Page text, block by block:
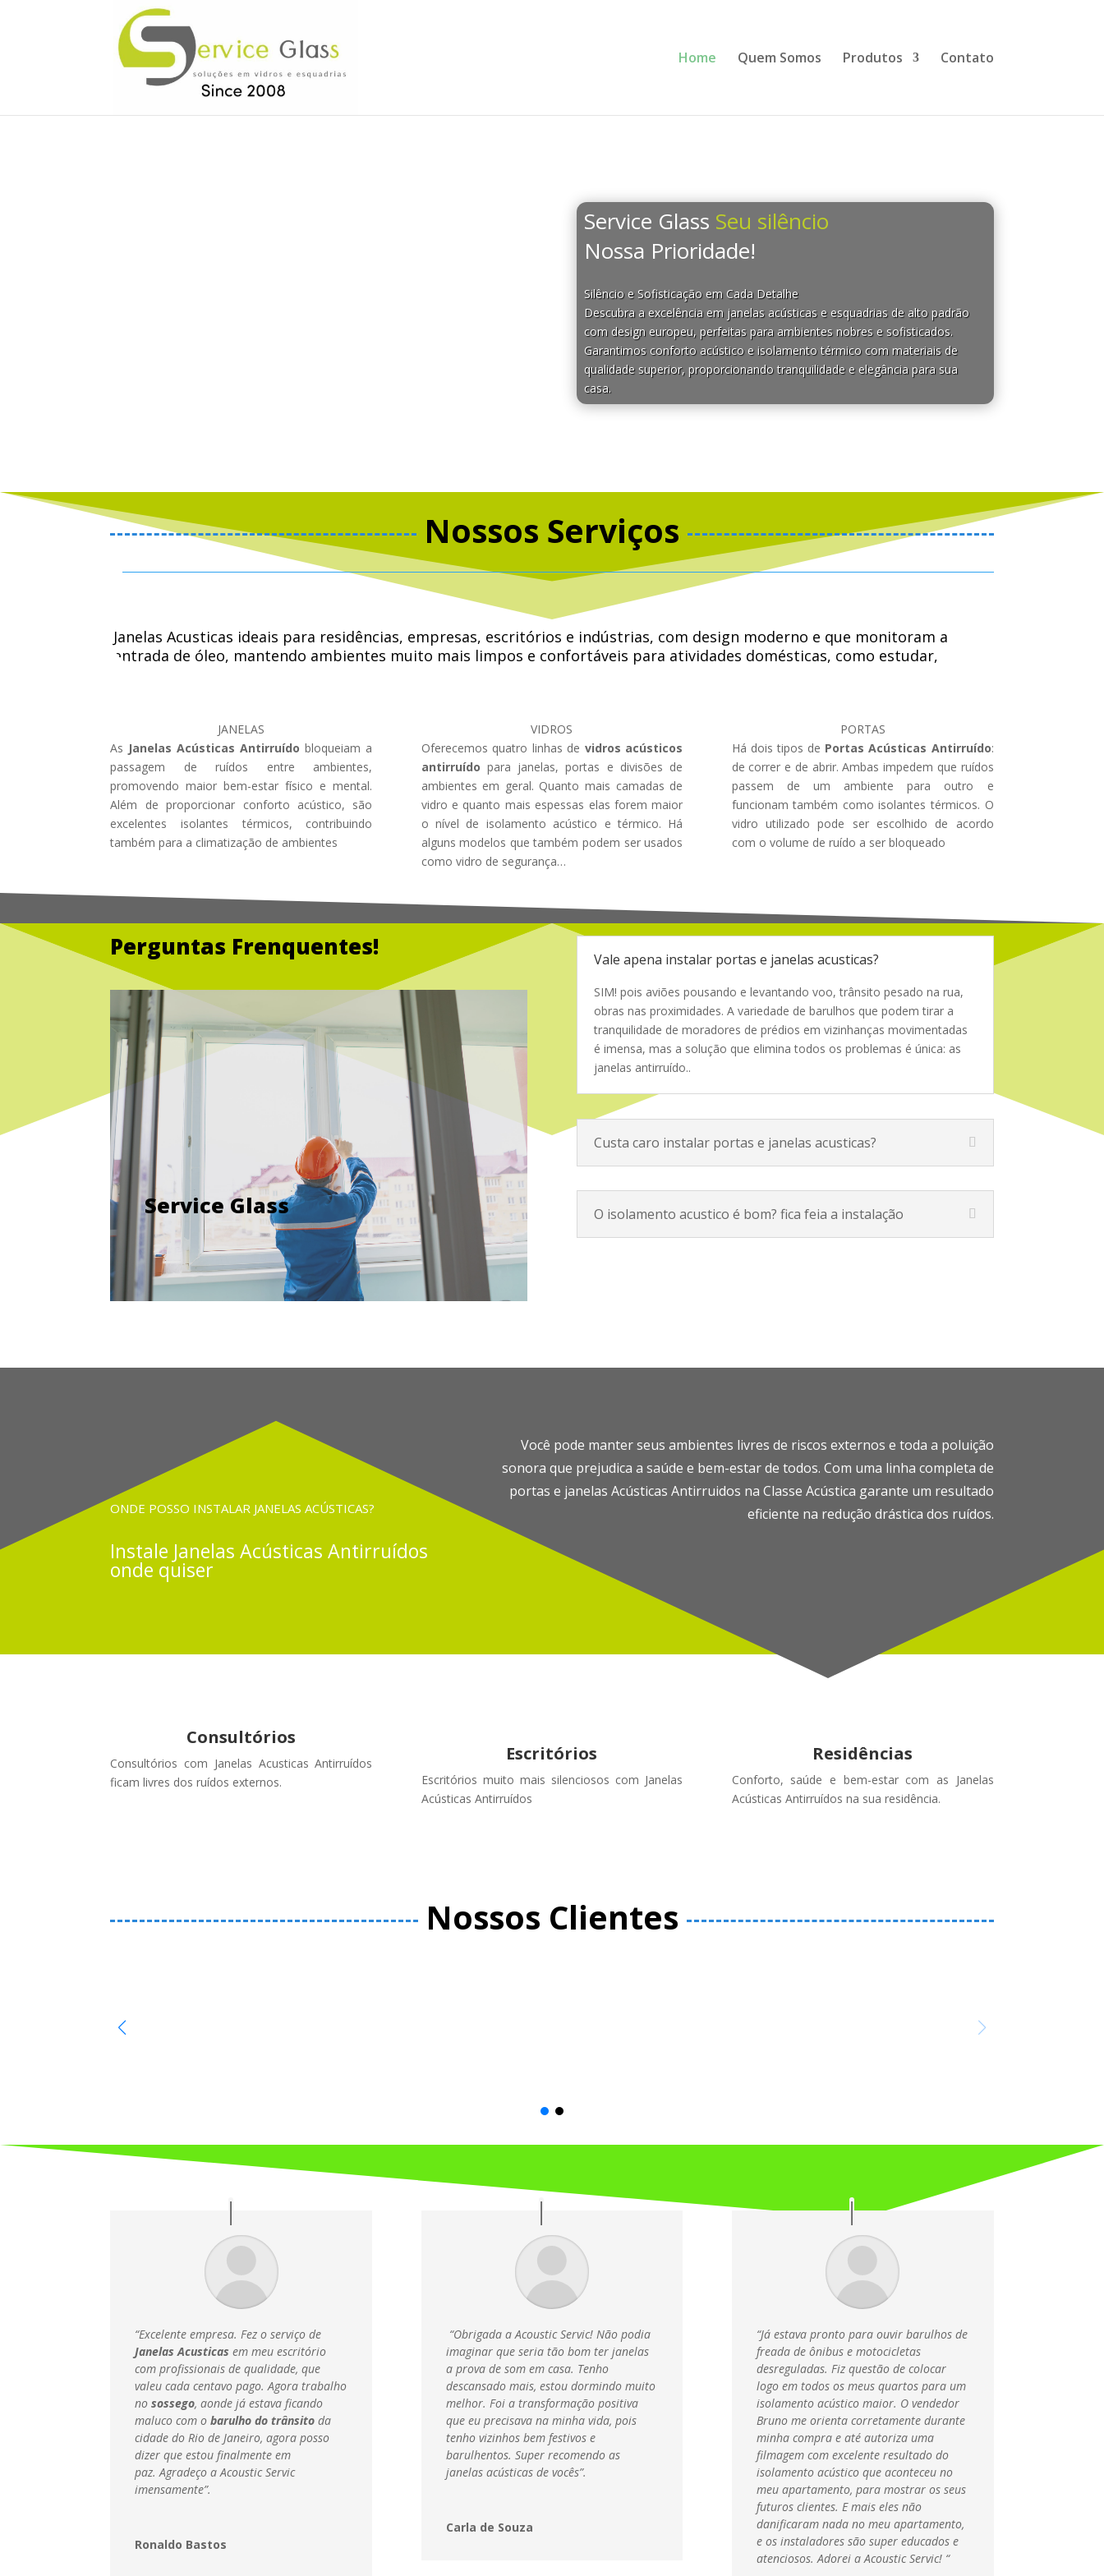
Home Quem Somos Produtos Contato
Service Glass Seu silêncio
Nossa Prioridade!
Silêncio e Sofisticação em Cada Detalhe
Descubra a excelência em janelas acústicas e esquadrias de alto padrão
com design europeu, perfeitas para ambientes nobres e sofisticados.
Garantimos conforto acústico e isolamento térmico com materiais de
qualidade superior, proporcionando tranquilidade e elegância para sua
casa.
Nossos Serviços
Janelas Acusticas ideais para residências, empresas, escritórios e indústrias, com design moderno e que monitoram a
entrada de óleo, mantendo ambientes muito mais limpos e confortáveis ​​para atividades domésticas, como estudar,
JANELAS
As Janelas Acústicas Antirruído bloqueiam a
passagem de ruídos entre ambientes,
promovendo maior bem-estar físico e mental.
Além de proporcionar conforto acústico, são
excelentes isolantes térmicos, contribuindo
também para a climatização de ambientes
VIDROS
Oferecemos quatro linhas de vidros acústicos
antirruído para janelas, portas e divisões de
ambientes em geral. Quanto mais camadas de
vidro e quanto mais espessas elas forem maior
o nível de isolamento acústico e térmico. Há
alguns modelos que também podem ser usados
como vidro de segurança…
PORTAS
Há dois tipos de Portas Acústicas Antirruído:
de correr e de abrir. Ambas impedem que ruídos
passem de um ambiente para outro e
funcionam também como isolantes térmicos. O
vidro utilizado pode ser escolhido de acordo
com o volume de ruído a ser bloqueado
Perguntas Frenquentes!
Service Glass
Vale apena instalar portas e janelas acusticas?
SIM! pois aviões pousando e levantando voo, trânsito pesado na rua,
obras nas proximidades. A variedade de barulhos que podem tirar a
tranquilidade de moradores de prédios em vizinhanças movimentadas
é imensa, mas a solução que elimina todos os problemas é única: as
janelas antirruído..
Custa caro instalar portas e janelas acusticas?
O isolamento acustico é bom? fica feia a instalação
ONDE POSSO INSTALAR JANELAS ACÚSTICAS?
Instale Janelas AcústicasAntirruídos
onde quiser
Você pode manter seus ambientes livres de riscos externos e toda a poluição
sonora que prejudica a saúde e bem-estar de todos. Com uma linha completa de
portas e janelas Acústicas Antirruidos na Classe Acústica garante um resultado
eficiente na redução drástica dos ruídos.
Consultórios
Consultórios com Janelas Acusticas Antirruídos
ficam livres dos ruídos externos.
Escritórios
Escritórios muito mais silenciosos com Janelas
Acústicas Antirruídos
Residências
Conforto, saúde e bem-estar com as Janelas
Acústicas Antirruídos na sua residência.
Nossos Clientes
“Excelente empresa. Fez o serviço de
Janelas Acusticas em meu escritório
com profissionais de qualidade, que
valeu cada centavo pago. Agora trabalho
nosossego, aonde já estava ficando
maluco com obarulho do trânsito da
cidade do Rio de Janeiro, agora posso
dizer que estou finalmente em
paz.Agradeço a Acoustic Servic
imensamente”.
Ronaldo Bastos
“Obrigada a Acoustic Servic! Não podia
imaginar que seria tão bom ter janelas
a prova de som em casa. Tenho
descansado mais, estou dormindo muito
melhor. Foi a transformação positiva
que eu precisava na minha vida, pois
tenho vizinhos bem festivos e
barulhentos. Super recomendo as
janelas acústicas de vocês”.
Carla de Souza
“Já estava pronto para ouvir barulhos de
freada de ônibus e motocicletas
desreguladas. Fiz questão de colocar
logo em todos os meus quartos para um
isolamento acústico maior. O vendedor
Bruno me orienta corretamente durante
minha compra e até autoriza uma
filmagem com excelente resultado do
isolamento acústico que aconteceu no
meu apartamento, para mostrar os seus
futuros clientes. E mais eles não
danificaram nada no meu apartamento,
e os instaladores são super educados e
atenciosos. Adorei a Acoustic Servic! “